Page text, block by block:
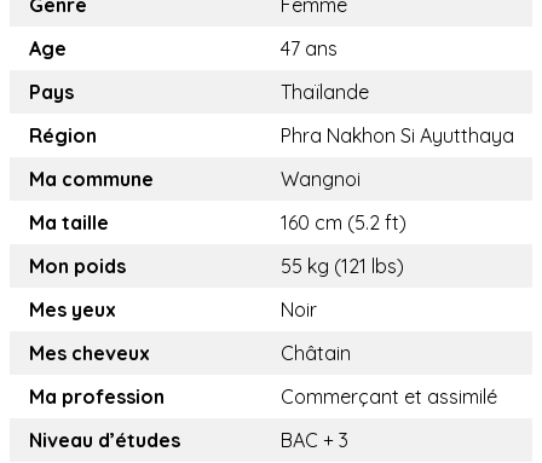
Genre
Femme
Age
47 ans
Pays
Thaïlande
Région
Phra Nakhon Si Ayutthaya
Ma commune
Wangnoi
Ma taille
160 cm (5.2 ft)
Mon poids
55 kg (121 lbs)
Mes yeux
Noir
Mes cheveux
Châtain
Ma profession
Commerçant et assimilé
Niveau d’études
BAC + 3